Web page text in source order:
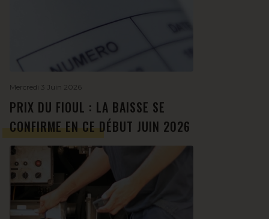
Mercredi 3 Juin 2026
PRIX DU FIOUL : LA BAISSE SE
CONFIRME EN CE DÉBUT JUIN 2026